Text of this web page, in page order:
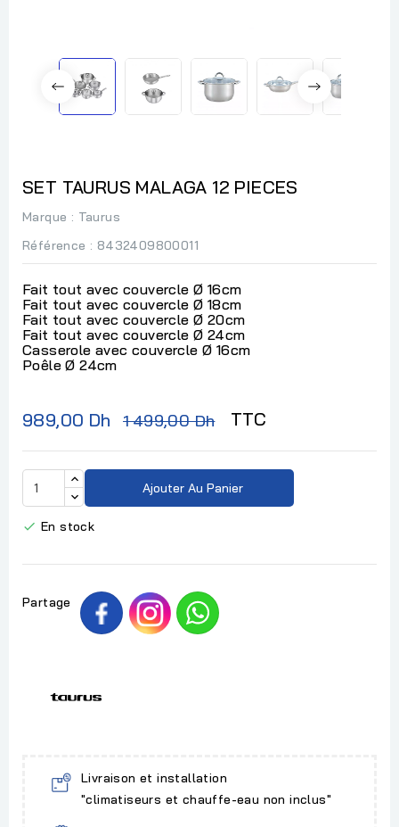
SET TAURUS MALAGA 12 PIECES
Marque : Taurus
Référence : 8432409800011
Fait tout avec couvercle Ø 16cm
Fait tout avec couvercle Ø 18cm
Fait tout avec couvercle Ø 20cm
Fait tout avec couvercle Ø 24cm
Casserole avec couvercle Ø 16cm
Poêle Ø 24cm
989,00 Dh 1 499,00 Dh TTC
Ajouter Au Panier
 En stock
Partage
Livraison et installation
"climatiseurs et chauffe-eau non inclus"